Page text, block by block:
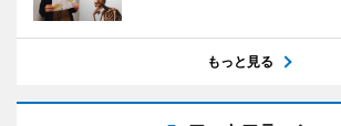
もっと見る